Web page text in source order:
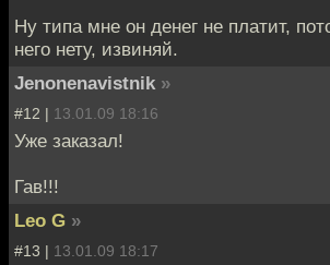
Ну типа мне он денег не платит,
него нету, извиняй.
Jenonenavistnik »
#12 | 13.01.09 18:16
Уже заказал!
Гав!!!
Leo G »
#13 | 13.01.09 18:17